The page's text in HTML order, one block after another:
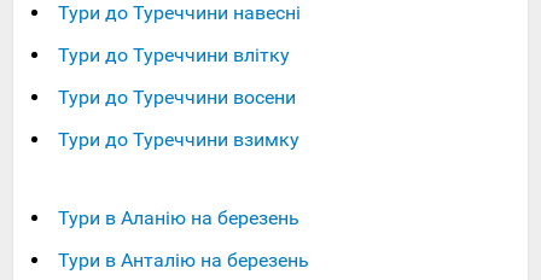
Тури до Туреччини навесні
Тури до Туреччини влітку
Тури до Туреччини восени
Тури до Туреччини взимку
Тури в Аланію на березень
Тури в Анталію на березень